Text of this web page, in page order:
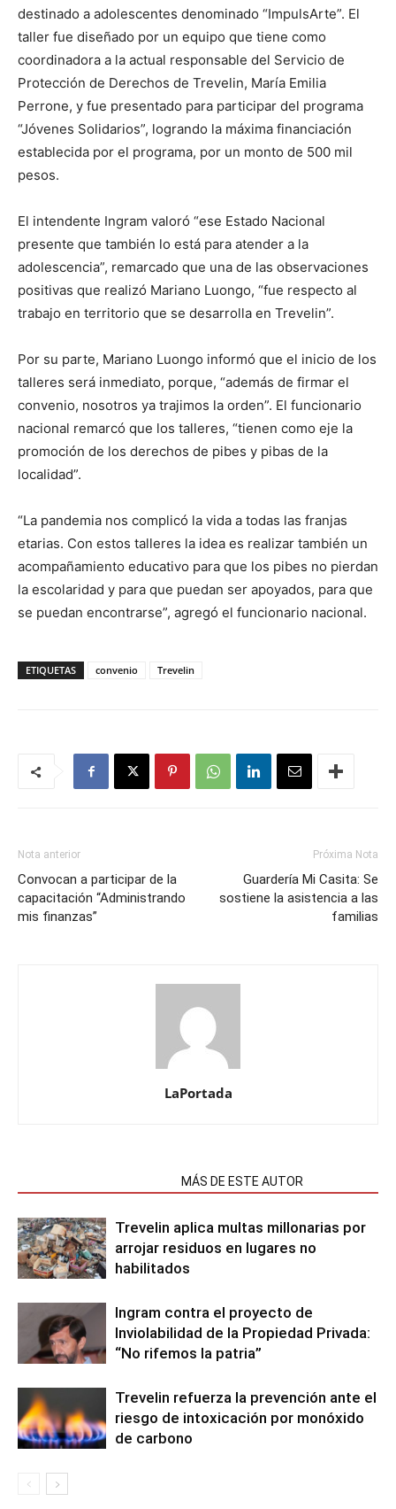
destinado a adolescentes denominado “ImpulsArte”. El
taller fue diseñado por un equipo que tiene como
coordinadora a la actual responsable del Servicio de
Protección de Derechos de Trevelin, María Emilia
Perrone, y fue presentado para participar del programa
“Jóvenes Solidarios”, logrando la máxima financiación
establecida por el programa, por un monto de 500 mil
pesos.
El intendente Ingram valoró “ese Estado Nacional
presente que también lo está para atender a la
adolescencia”, remarcado que una de las observaciones
positivas que realizó Mariano Luongo, “fue respecto al
trabajo en territorio que se desarrolla en Trevelin”.
Por su parte, Mariano Luongo informó que el inicio de los
talleres será inmediato, porque, “además de firmar el
convenio, nosotros ya trajimos la orden”. El funcionario
nacional remarcó que los talleres, “tienen como eje la
promoción de los derechos de pibes y pibas de la
localidad”.
“La pandemia nos complicó la vida a todas las franjas
etarias. Con estos talleres la idea es realizar también un
acompañamiento educativo para que los pibes no pierdan
la escolaridad y para que puedan ser apoyados, para que
se puedan encontrarse”, agregó el funcionario nacional.
ETIQUETAS convenio Trevelin
Nota anterior
Convocan a participar de la
capacitación “Administrando
mis finanzas”
Próxima Nota
Guardería Mi Casita: Se
sostiene la asistencia a las
familias
LaPortada
MÁS DE ESTE AUTOR
Trevelin aplica multas millonarias por
arrojar residuos en lugares no
habilitados
Ingram contra el proyecto de
Inviolabilidad de la Propiedad Privada:
“No rifemos la patria”
Trevelin refuerza la prevención ante el
riesgo de intoxicación por monóxido
de carbono